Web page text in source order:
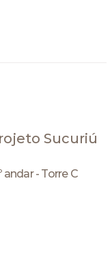
Sucuriú
andar - Torre C